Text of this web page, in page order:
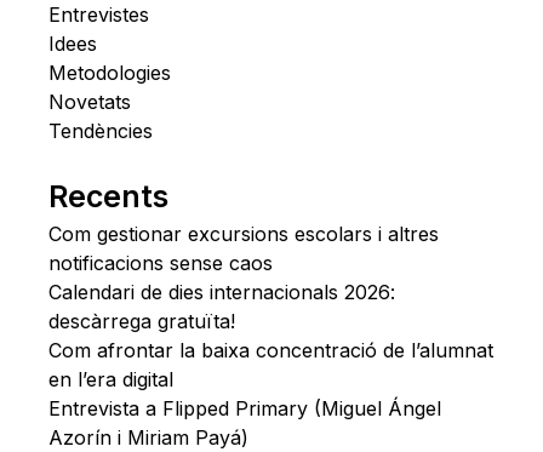
Entrevistes
Idees
Metodologies
Novetats
Tendències
Recents
Com gestionar excursions escolars i altres
notificacions sense caos
Calendari de dies internacionals 2026:
descàrrega gratuïta!
Com afrontar la baixa concentració de l’alumnat
en l’era digital
Entrevista a Flipped Primary (Miguel Ángel
Azorín i Miriam Payá)